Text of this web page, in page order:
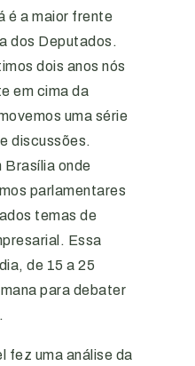
é a maior frente
dos Deputados.
dois anos nós
em cima da
uma série
discussões.
Brasília onde
parlamentares
temas de
Essa
de 15 a 25
para debater
fez uma análise da